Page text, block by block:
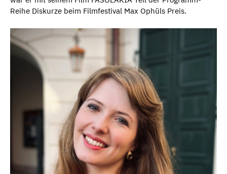
Reihe Diskurze beim Filmfestival Max Ophüls Preis.